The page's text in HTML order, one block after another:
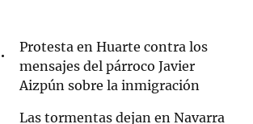
Protesta en Huarte contra los
mensajes del párroco Javier
Aizpún sobre la inmigración
Las tormentas dejan en Navarra